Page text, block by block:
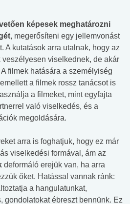
képesek meghatározni
, megerősíteni egy jellemvonást
A kutatások arra utalnak, hogy az
viselkednek, de akár
filmek hatására a személyiség
a filmek rossz tanácsot is
a filmeket, mint egyfajta
való viselkedés, és a
megoldására.
arra is foghatjuk, hogy ez már
viselkedési formával, ám az
deformáló erejük van, ha arra
őket. Hatással vannak ránk:
a hangulatunkat,
gondolatokat ébreszt bennünk. Ez